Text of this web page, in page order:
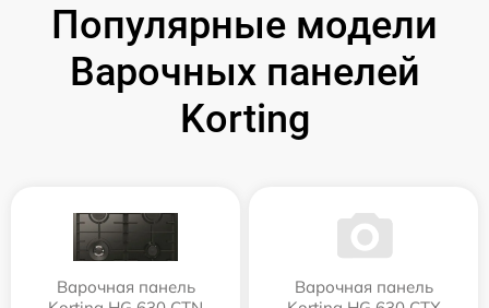
Популярные модели
Варочных панелей
Korting
Варочная панель
Варочная панель